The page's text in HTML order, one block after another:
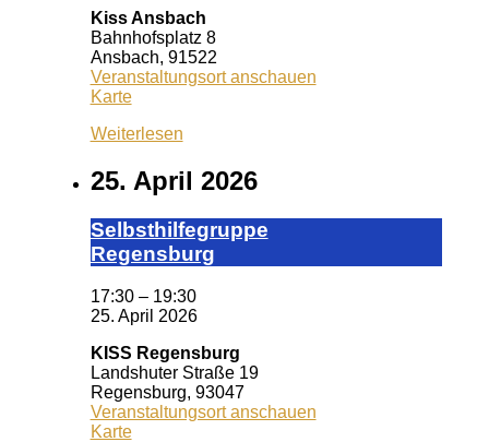
Kiss Ansbach
Bahnhofsplatz 8
Ansbach, 91522
Veranstaltungsort anschauen
KarteKiss
Weiterlesen
25. April 2026
Selbst­hil­fe­grup­pe
Re­gens­burg
17:30 – 19:30
25. April 2026
KISS Regensburg
Landshuter Straße 19
Regensburg, 93047
Veranstaltungsort anschauen
KarteKISS